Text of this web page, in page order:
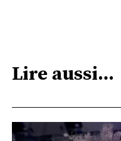
Lire aussi...